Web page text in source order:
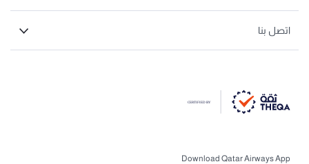
اتصل بنا
Download Qatar Airways App